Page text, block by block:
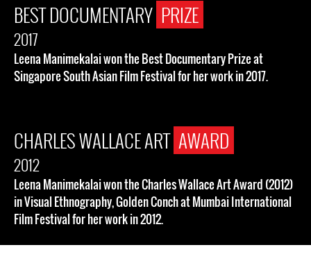
BEST DOCUMENTARY PRIZE
2017
Leena Manimekalai won the Best Documentary Prize at
Singapore South Asian Film Festival for her work in 2017.
CHARLES WALLACE ART AWARD
2012
Leena Manimekalai won the Charles Wallace Art Award (2012)
in Visual Ethnography, Golden Conch at Mumbai International
Film Festival for her work in 2012.